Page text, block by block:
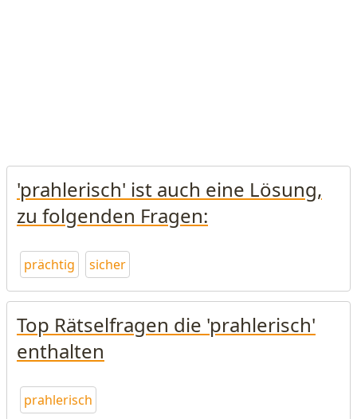
'prahlerisch' ist auch eine Lösung,
zu folgenden Fragen:
prächtig sicher
Top Rätselfragen die 'prahlerisch'
enthalten
prahlerisch